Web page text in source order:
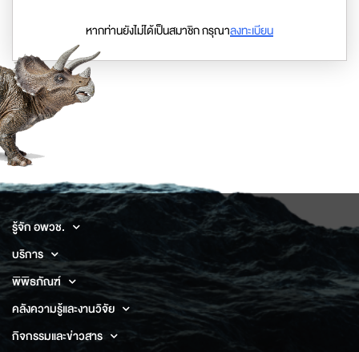
หากท่านยังไม่ได้เป็นสมาชิก กรุณาลงทะเบียน
รู้จัก อพวช.
บริการ
พิพิธภัณฑ์
คลังความรู้และงานวิจัย
กิจกรรมและข่าวสาร